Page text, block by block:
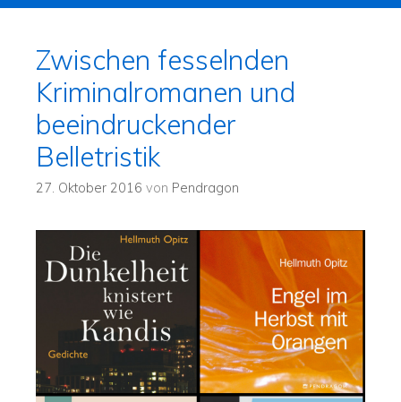
Zwischen fesselnden
Kriminalromanen und
beeindruckender
Belletristik
27. Oktober 2016 von Pendragon